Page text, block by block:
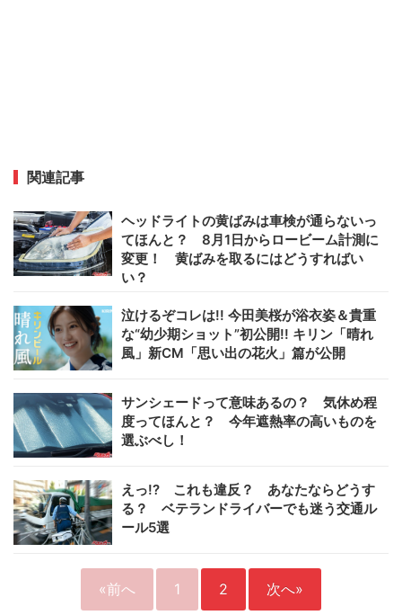
関連記事
ヘッドライトの黄ばみは車検が通らないっ
てほんと？ 8月1日からロービーム計測に
変更！ 黄ばみを取るにはどうすればい
い？
泣けるぞコレは!! 今田美桜が浴衣姿＆貴重
な“幼少期ショット”初公開!! キリン「晴れ
風」新CM「思い出の花火」篇が公開
サンシェードって意味あるの？ 気休め程
度ってほんと？ 今年遮熱率の高いものを
選ぶべし！
えっ!? これも違反？ あなたならどうす
る？ ベテランドライバーでも迷う交通ル
ール5選
«前へ 1 2 次へ»